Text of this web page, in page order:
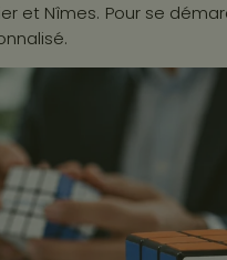
et Nîmes. Pour se